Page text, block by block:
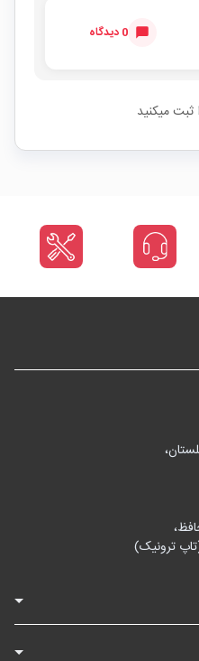
0 دیدگاه
ثبت میکنید